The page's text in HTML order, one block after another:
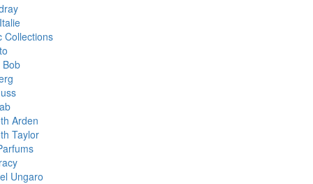
Collections
Bob
Arden
Taylor
Ungaro